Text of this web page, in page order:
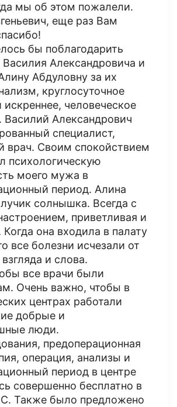
мы об этом пожалели.
еще раз Вам
бы поблагодарить
Александровича и
Абдуловну за их
круглосуточное
человеческое
Василий Александрович
специалист,
врач. Своим спокойствием
психологическую
моего мужа в
период. Алина
солнышка. Всегда с
приветливая и
она входила в палату
все болезни исчезали от
и слова.
все врачи были
Очень важно, чтобы в
центрах работали
добрые и
люди.
предоперационная
операция, анализы и
период в центре
совершенно бесплатно в
Также было предложено